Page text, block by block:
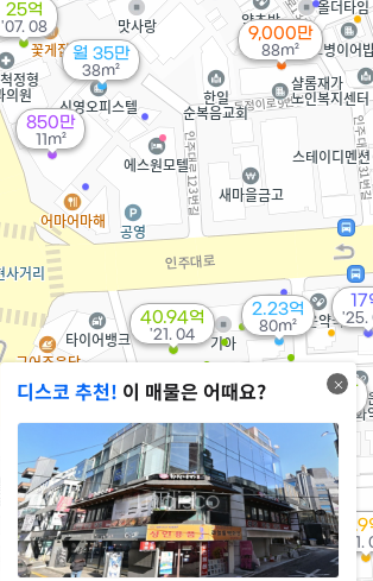
월 35만
38m²
17
'25.
25억
'07. 08
6,800만
45m²
8,016만
2.23억
80m²
9,000만
88m²
4.4억 544만
850만
11m²
40.94억
'21. 04
'21.
'20. 12
2.25억
'19. 06 1.43억
'12. 05
1.55억
디스코 추천! 이 매물은 어때요?